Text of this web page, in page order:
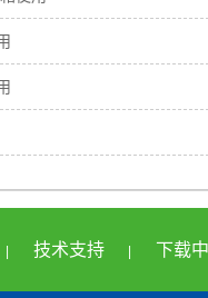
技术支持 下载